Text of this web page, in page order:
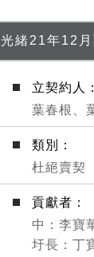
光緒21年12
立契約人：
葉春根、
類別：
杜絕賣契
貢獻者：
中：李寶
圩長：丁